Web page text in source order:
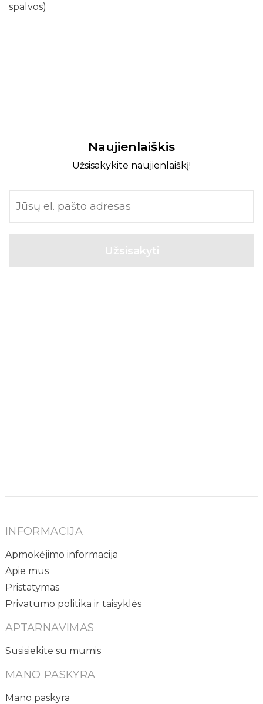
spalvos)
Naujienlaiškis
Užsisakykite naujienlaiškį!
INFORMACIJA
Apmokėjimo informacija
Apie mus
Pristatymas
Privatumo politika ir taisyklės
APTARNAVIMAS
Susisiekite su mumis
MANO PASKYRA
Mano paskyra